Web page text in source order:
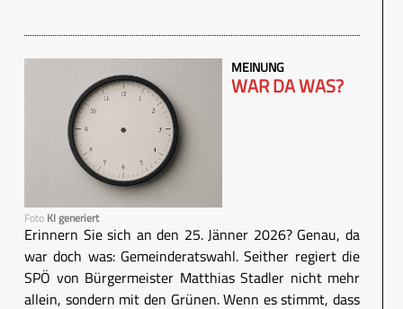
Foto KI generiert
MEINUNG
WAR DA WAS?
Erinnern Sie sich an den 25. Jänner 2026? Genau, da
war doch was: Gemeinderatswahl. Seither regiert die
SPÖ von Bürgermeister Matthias Stadler nicht mehr
allein, sondern mit den Grünen. Wenn es stimmt, dass